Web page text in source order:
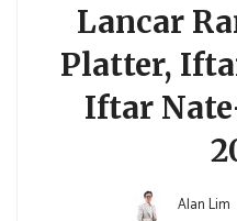
Lancar
Platter,
Iftar
Alan Lim